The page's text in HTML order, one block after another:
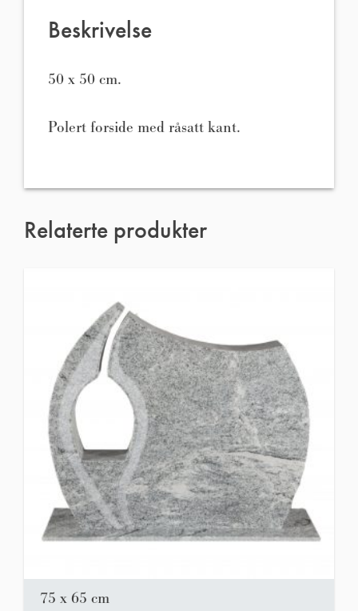
Beskrivelse
50 x 50 cm.
Polert forside med råsatt kant.
Relaterte produkter
75 x 65 cm